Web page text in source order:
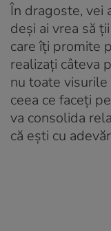
În dragoste, vei
deşi ai vrea să
care îţi promite
realizați câteva
nu toate
ceea ce faceți
va consolida
că ești cu